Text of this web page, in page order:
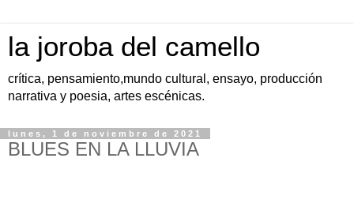
la joroba del camello
crítica, pensamiento,mundo cultural, ensayo, producción
narrativa y poesia, artes escénicas.
lunes, 1 de noviembre de 2021
BLUES EN LA LLUVIA